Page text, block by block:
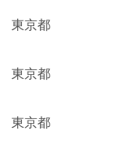
東京都
東京都
東京都